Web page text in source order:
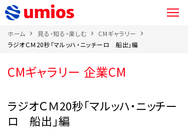
ホーム 見る・知る・楽しむ
CMギャラリー
ラジオＣＭ20秒「マルッハ・ニッチーロ 船出」編
CMギャラリー 企業CM
ラジオＣＭ20秒「マルッハ・ニッチー
ロ 船出」編